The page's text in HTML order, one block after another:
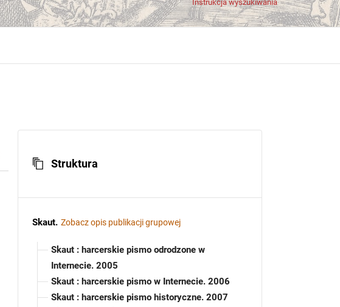
Instrukcja wyszukiwania
Struktura
Skaut. Zobacz opis publikacji grupowej
Skaut : harcerskie pismo odrodzone w
Internecie. 2005
Skaut : harcerskie pismo w Internecie. 2006
Skaut : harcerskie pismo historyczne. 2007